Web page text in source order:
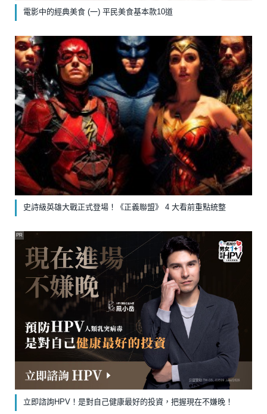
電影中的經典美食 (一) 平民美食基本款10道
史詩級英雄大戰正式登場！《正義聯盟》 4 大看前重點統整
立即諮詢HPV！是對自己健康最好的投資，把握現在不嫌晚！
PR